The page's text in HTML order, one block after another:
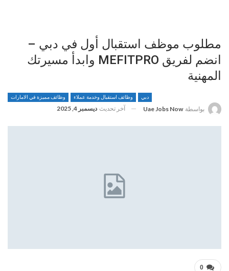
مطلوب موظف استقبال أول في دبي –
انضم لفريق MEFITPRO وابدأ مسيرتك
المهنية
دبي وظائف استقبال وخدمة عملاء وظائف مميزة في الامارات
بواسطة Uae Jobs Now آخر تحديث ديسمبر 4, 2025
0